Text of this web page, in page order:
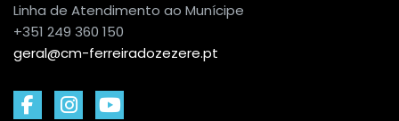
Linha de Atendimento ao Munícipe
+351 249 360 150
geral@cm-ferreiradozezere.pt